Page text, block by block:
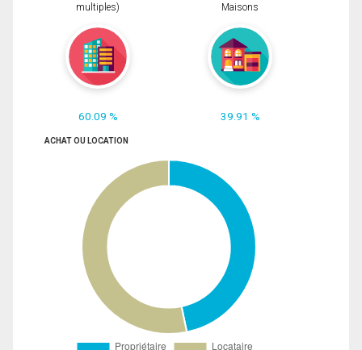
multiples)
60.09 %
Maisons
39.91 %
ACHAT OU LOCATION